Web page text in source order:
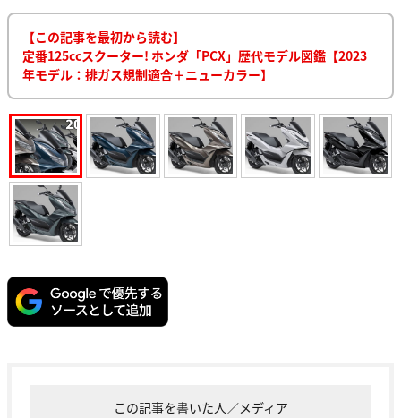
【この記事を最初から読む】
定番125ccスクーター! ホンダ「PCX」歴代モデル図鑑【2023
年モデル：排ガス規制適合＋ニューカラー】
この記事を書いた人／メディア